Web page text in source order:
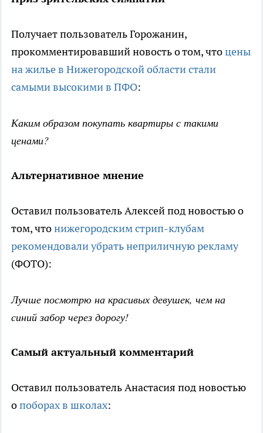
Получает пользователь Горожанин,
прокомментировавший новость о том, чтоцены
на жилье в Нижегородской области стали
самыми высокими в ПФО:
Каким образом покупать квартиры с такими
ценами?
Альтернативное мнение
Оставил пользователь Алексей под новостью о
том, чтонижегородским стрип-клубам
рекомендовали убрать неприличную рекламу
(ФОТО):
Лучше посмотрю на красивых девушек, чем на
синий забор через дорогу!
Самый актуальный комментарий
Оставил пользователь Анастасия под новостью
опоборах в школах: